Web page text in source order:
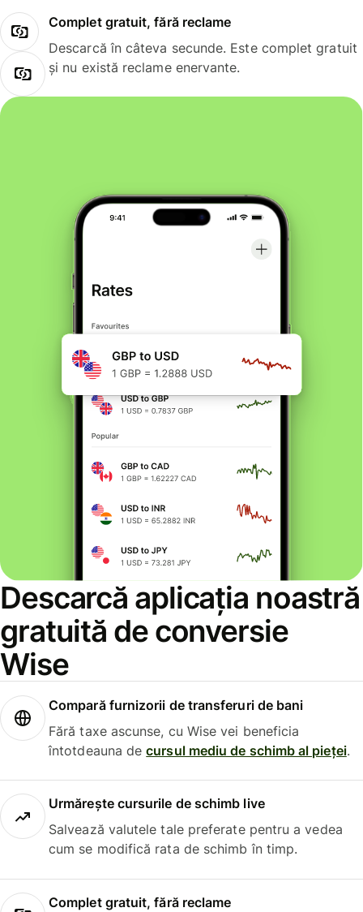
Complet gratuit, fără reclame
Descarcă în câteva secunde. Este complet gratuit
și nu există reclame enervante.
Descarcă aplicația noastră
gratuită de conversie
Wise
Compară furnizorii de transferuri de bani
Fără taxe ascunse, cu Wise vei beneficia
întotdeauna decursul mediu de schimb al pieței.
Urmărește cursurile de schimb live
Salvează valutele tale preferate pentru a vedea
cum se modifică rata de schimb în timp.
Complet gratuit, fără reclame